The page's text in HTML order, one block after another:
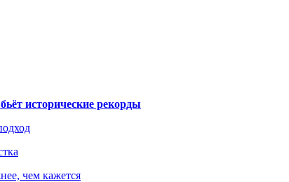
исторические рекорды
чем кажется